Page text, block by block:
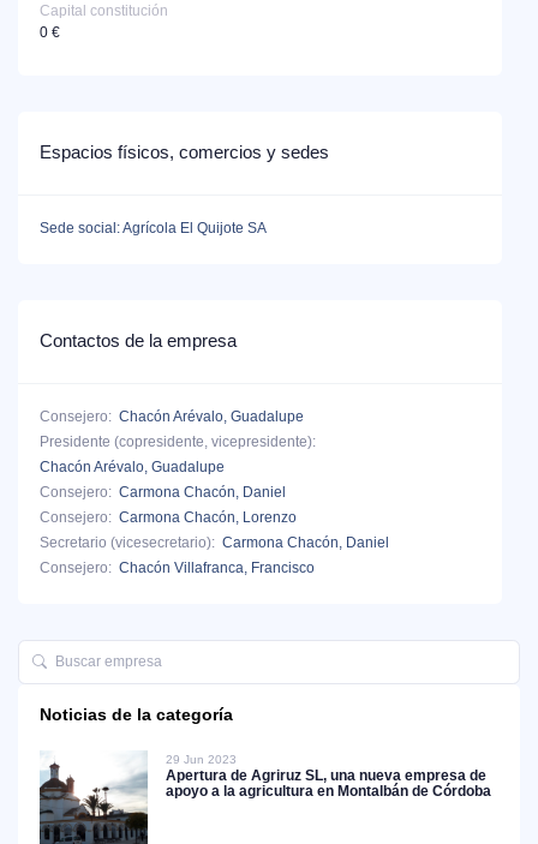
Capital constitución
0 €
Espacios físicos, comercios y sedes
Sede social: Agrícola El Quijote SA
Contactos de la empresa
Consejero: Chacón Arévalo, Guadalupe
Presidente (copresidente, vicepresidente):
Chacón Arévalo, Guadalupe
Consejero: Carmona Chacón, Daniel
Consejero: Carmona Chacón, Lorenzo
Secretario (vicesecretario): Carmona Chacón, Daniel
Consejero: Chacón Villafranca, Francisco
Noticias de la categoría
29 Jun 2023
Apertura de Agriruz SL, una nueva empresa de
apoyo a la agricultura en Montalbán de Córdoba